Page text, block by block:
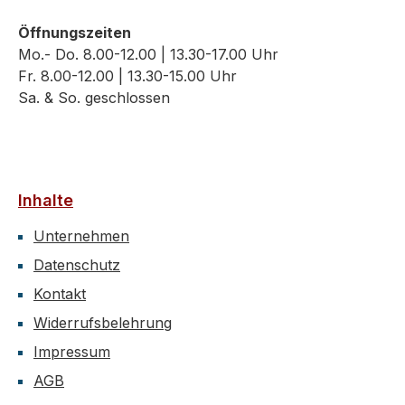
Öffnungszeiten
Mo.- Do. 8.00-12.00 | 13.30-17.00 Uhr
Fr. 8.00-12.00 | 13.30-15.00 Uhr
Sa. & So. geschlossen
Inhalte
Unternehmen
Datenschutz
Kontakt
Widerrufsbelehrung
Impressum
AGB